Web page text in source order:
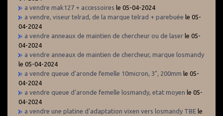
a vendre mak127 + accessoires le 05-04-2024
a vendre, viseur telrad, de la marque telrad + parebuée le 05-
04-2024
a vendre anneaux de maintien de chercheur ou de laser le 05-
04-2024
a vendre anneaux de maintien de chercheur, marque losmandy
le 05-04-2024
a vendre queue d'aronde femelle 10micron, 3", 200mm le 05-
04-2024
a vendre queue d'aronde femelle losmandy, etat moyen le 05-
04-2024
a vendre une platine d'adaptation vixen vers losmandy TBE le